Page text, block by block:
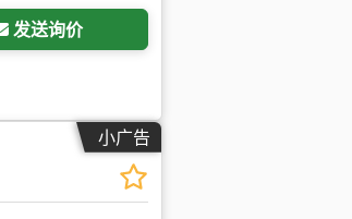
发送询价
小广告